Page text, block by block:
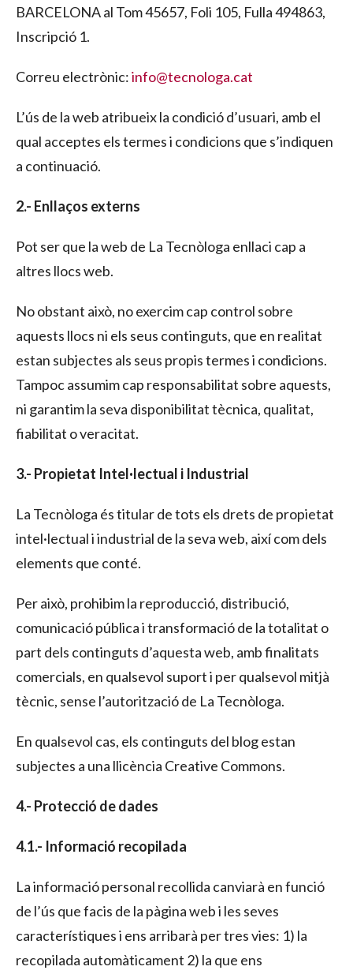
BARCELONA al Tom 45657, Foli 105, Fulla 494863,
Inscripció 1.
Correu electrònic:info@tecnologa.cat
L’ús de la web atribueix la condició d’usuari, amb el
qual acceptes els termes i condicions que s’indiquen
a continuació.
2.- Enllaços externs
Pot ser que la web de La Tecnòloga enllaci cap a
altres llocs web.
No obstant això, no exercim cap control sobre
aquests llocs ni els seus continguts, que en realitat
estan subjectes als seus propis termes i condicions.
Tampoc assumim cap responsabilitat sobre aquests,
ni garantim la seva disponibilitat tècnica, qualitat,
fiabilitat o veracitat.
3.- Propietat Intel·lectual i Industrial
La Tecnòloga és titular de tots els drets de propietat
intel·lectual i industrial de la seva web, així com dels
elements que conté.
Per això, prohibim la reproducció, distribució,
comunicació pública i transformació de la totalitat o
part dels continguts d’aquesta web, amb finalitats
comercials, en qualsevol suport i per qualsevol mitjà
tècnic, sense l’autorització de La Tecnòloga.
En qualsevol cas, els continguts del blog estan
subjectes a una llicència Creative Commons.
4.- Protecció de dades
4.1.- Informació recopilada
La informació personal recollida canviarà en funció
de l’ús que facis de la pàgina web i les seves
característiques i ens arribarà per tres vies: 1) la
recopilada automàticament 2) la que ens